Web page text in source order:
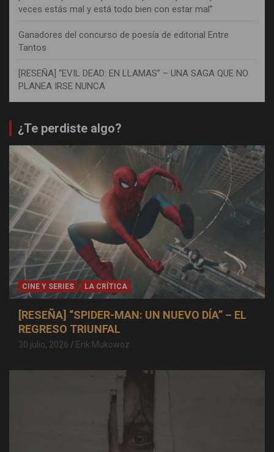
veces estás mal y está todo bien con estar mal”
Ganadores del concurso de poesía de editorial Entre
Tantos
[RESEÑA] “EVIL DEAD: EN LLAMAS” – UNA SAGA QUE NO
PLANEA IRSE NUNCA
¿Te perdiste algo?
CINE Y SERIES LA CRÍTICA
[RESEÑA] “SPIDER-MAN: UN NUEVO DÍA” – EL
REGRESO TRIUNFAL
30 julio, 2026 Erik Mukowoz